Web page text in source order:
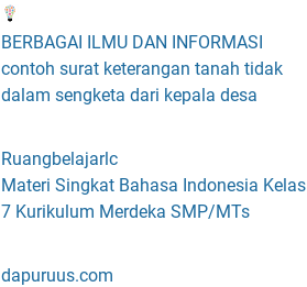
BERBAGAI ILMU DAN INFORMASI
contoh surat keterangan tanah tidak
dalam sengketa dari kepala desa
Ruangbelajarlc
Materi Singkat Bahasa Indonesia Kelas
7 Kurikulum Merdeka SMP/MTs
dapuruus.com